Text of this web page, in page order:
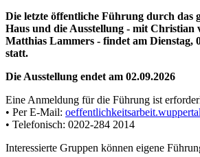
Die letzte öffentliche Führung durch das
Haus und die Ausstellung - mit
Matthias Lammers - findet am Dienstag,
statt.
Die Ausstellung endet am 02.09.2026
Eine Anmeldung für die Führung ist
• Per E-Mail:
• Telefonisch: 0202-284 2014
Interessierte Gruppen können eigene